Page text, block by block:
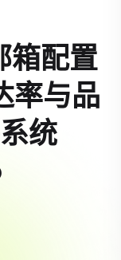
配置
率与品
统